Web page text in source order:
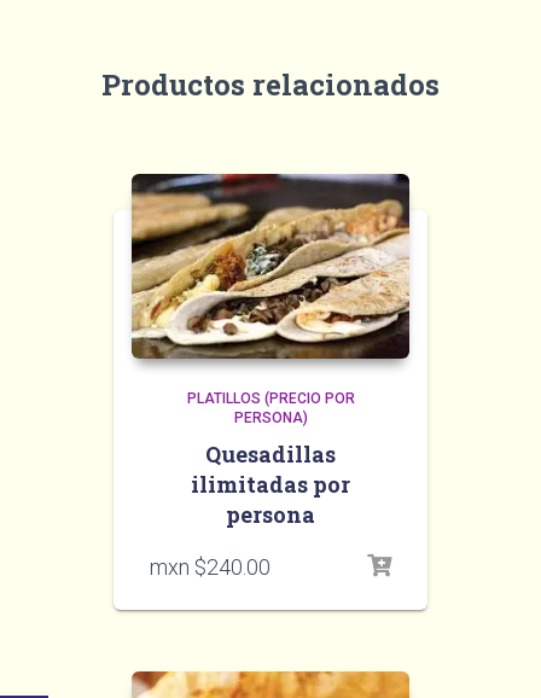
Productos relacionados
PLATILLOS (PRECIO POR
PERSONA)
Quesadillas
ilimitadas por
persona
mxn $240.00